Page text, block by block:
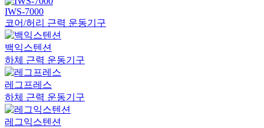
IWS-7000
코어/허리 근력 운동기구
백익스텐션
하체 근력 운동기구
레그프레스
하체 근력 운동기구
레그익스텐션